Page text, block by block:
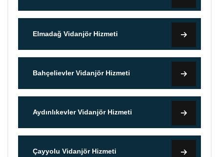
Elmadağ Vidanjör Hizmeti
Bahçelievler Vidanjör Hizmeti
Aydınlıkevler Vidanjör Hizmeti
Çayyolu Vidanjör Hizmeti